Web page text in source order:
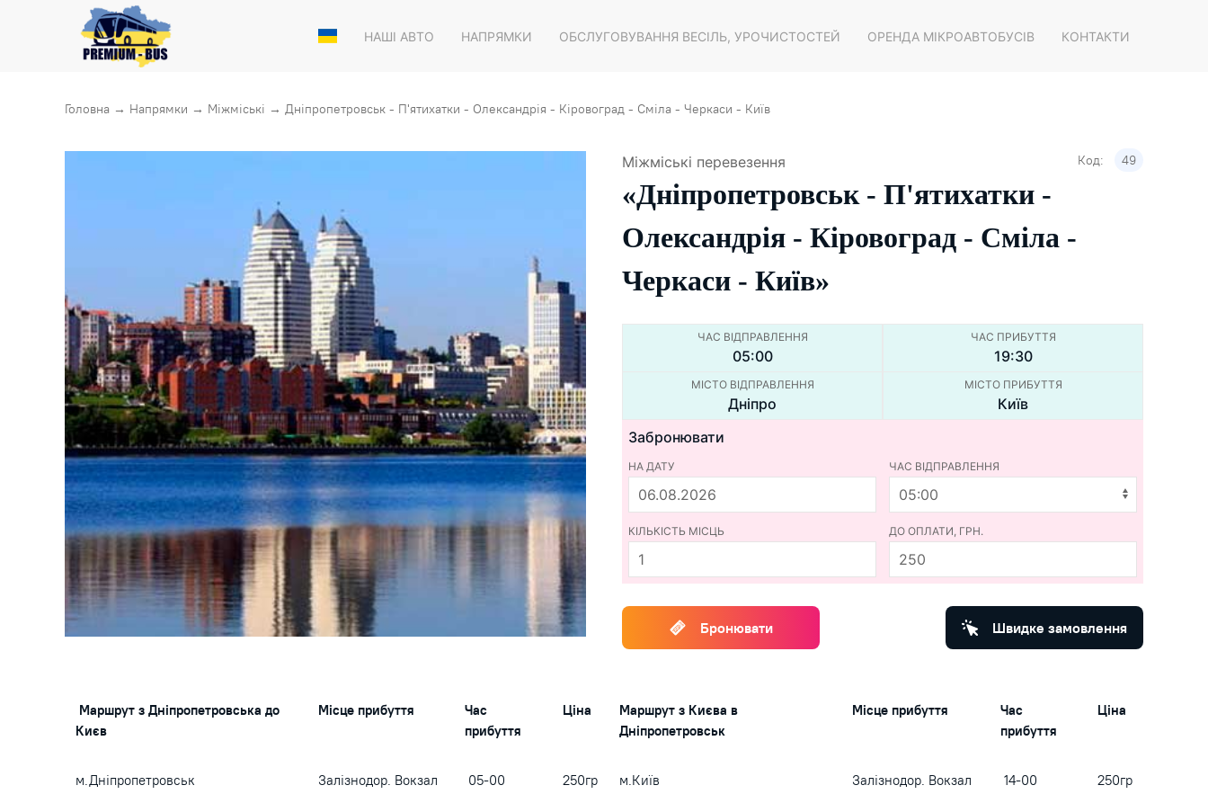
НАШІ АВТО НАПРЯМКИ ОБСЛУГОВУВАННЯ ВЕСІЛЬ, УРОЧИСТОСТЕЙ ОРЕНДА МІКРОАВТОБУСІВ КОНТАКТИ
Головна → Напрямки → Міжміські → Дніпропетровськ - П'ятихатки - Олександрія - Кіровоград - Сміла - Черкаси - Київ
Міжміські перевезення Код: 49
«Дніпропетровськ - П'ятихатки -
Олександрія - Кіровоград - Сміла -
Черкаси - Київ»
ЧАС ВІДПРАВЛЕННЯ
05:00
ЧАС ПРИБУТТЯ
19:30
МІСТО ВІДПРАВЛЕННЯ
Дніпро
МІСТО ПРИБУТТЯ
Київ
Забронювати
НА ДАТУ ЧАС ВІДПРАВЛЕННЯ
КІЛЬКІСТЬ МІСЦЬ ДО ОПЛАТИ, ГРН.
250
Бронювати Швидке замовлення
Маршрут з Дніпропетровська до
Києв
Місце прибуття
Час
прибуття
Ціна
Маршрут з Києва в
Дніпропетровськ
Місце прибуття
Час
прибуття
Ціна
м.Дніпропетровськ Залізнодор. Вокзал 05-00 250гр м.Київ Залізнодор. Вокзал 14-00 250гр